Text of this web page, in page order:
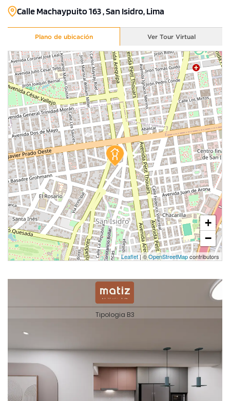
1 unidad disponible
Desde
S/ 1,610,000
Modelo A11
193.11 m² Piso 6
3 dorms. 4 baños
COTIZAR AHORA
1 unidad disponible
S/ 1,275,000
Modelo B8
160.12 m² Piso 6
2 dorms. 3 baños
Calle Machaypuito 163 , San Isidro, Lima
Plano de ubicación Ver Tour Virtual
+
−
Leaflet| ©OpenStreetMapcontributors